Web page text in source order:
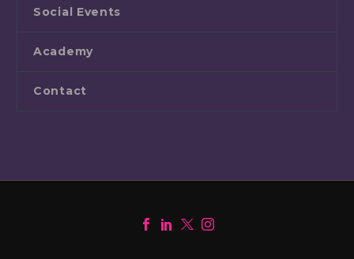
Social Events
Academy
Contact